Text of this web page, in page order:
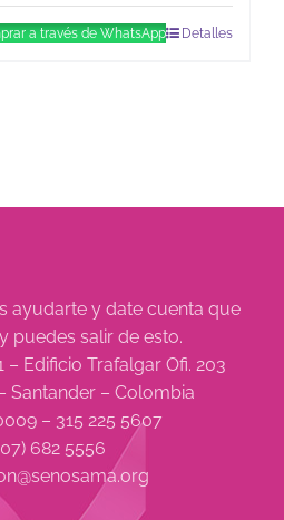
Detalles
a través de WhatsApp
ayudarte y date cuenta que
puedes salir de esto.
– Edificio Trafalgar Ofi. 203
Santander – Colombia
– 315 225 5607
682 5556